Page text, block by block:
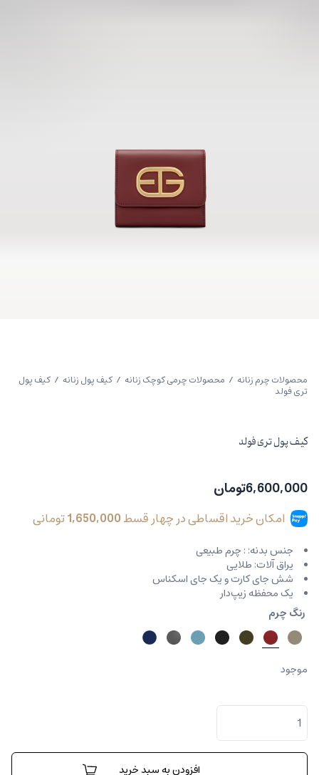
محصولات چرم زنانه / محصولات چرمی کوچک زنانه / کیف پول زنانه / کیف پول
تری فولد
کیف پول تری فولد
6,600,000تومان
امکان خرید اقساطی در چهار قسط1,650,000تومانی
جنس بدنه: : چرم طبیعی
یراق آلات: طلایی
شش جای کارت و یک جای اسکناس
یک محفظه زیپ‌دار
رنگ چرم
موجود
کیف
پول
تری
فولد
افزودن به سبد خرید